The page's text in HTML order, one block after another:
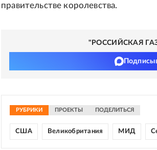
правительстве королевства.
"РОССИЙСКАЯ
РУБРИКИ ПРОЕКТЫ ПОДЕЛИТЬСЯ
США Великобритания МИД